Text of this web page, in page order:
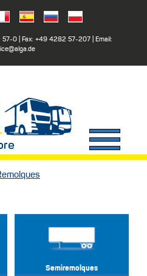
57-0| Fax: +49 4282 57-207| Email:
Semiremolques